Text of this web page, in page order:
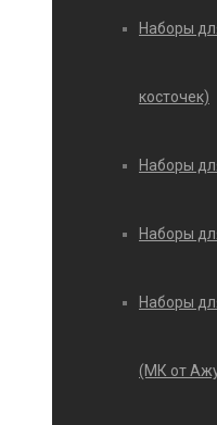
Наборы
косточек)
Наборы
Наборы
Наборы
(МК от